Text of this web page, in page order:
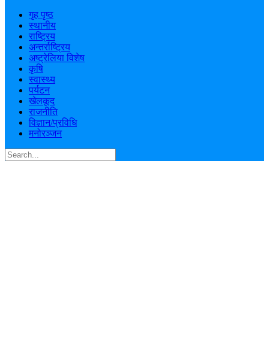
गृह पृष्ठ
स्थानीय
राष्ट्रिय
अन्तर्राष्ट्रिय
अष्ट्रेलिया विशेष
कृषि
स्वास्थ्य
पर्यटन
खेलकूद
राजनीति
विज्ञान/प्रविधि
मनोरञ्जन